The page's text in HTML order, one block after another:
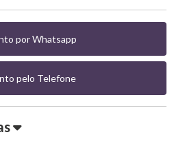
por Whatsapp
pelo Telefone